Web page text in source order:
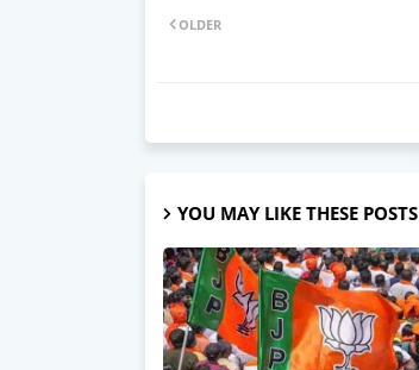
OLDER
YOU MAY LIKE THESE POSTS